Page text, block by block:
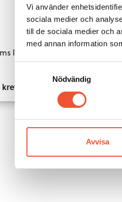
Vi använder
sociala medier och
till de sociala medier och
med annan information
Nödvändig
Avvisa
livscykel